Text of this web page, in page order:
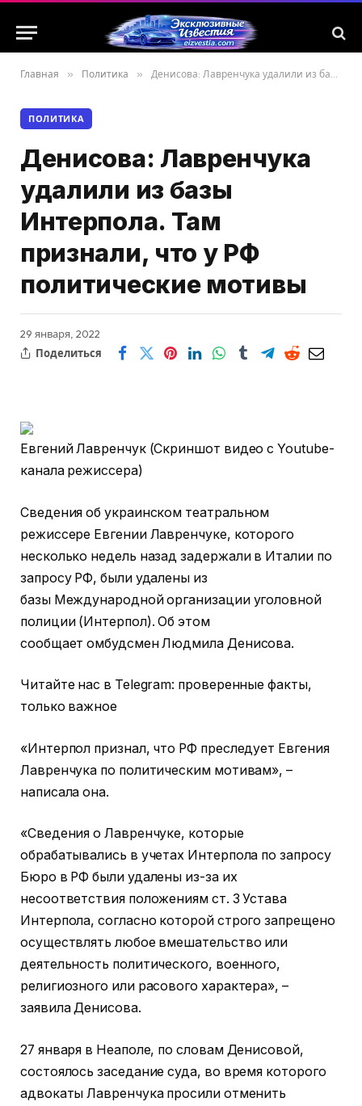
Главная » Политика » Денисова: Лавренчука удалили из базы Интерпола. Там признали, что у РФ политические мотивы
ПОЛИТИКА
Денисова: Лавренчука
удалили из базы
Интерпола. Там
признали, что у РФ
политические мотивы
29 января, 2022
Поделиться
Евгений Лавренчук (Скриншот видео с Youtube-
канала режиссера)
Сведения об украинском театральном
режиссере Евгении Лавренчуке, которого
несколько недель назад задержали в Италии по
запросу РФ, были удалены из
базы Международной организации уголовной
полиции (Интерпол). Об этом
сообщает омбудсмен Людмила Денисова.
Читайте нас в Telegram: проверенные факты,
только важное
«Интерпол признал, что РФ преследует Евгения
Лавренчука по политическим мотивам», –
написала она.
«Сведения о Лавренчуке, которые
обрабатывались в учетах Интерпола по запросу
Бюро в РФ были удалены из-за их
несоответствия положениям ст. 3 Устава
Интерпола, согласно которой строго запрещено
осуществлять любое вмешательство или
деятельность политического, военного,
религиозного или расового характера», –
заявила Денисова.
27 января в Неаполе, по словам Денисовой,
состоялось заседание суда, во время которого
адвокаты Лавренчука просили отменить